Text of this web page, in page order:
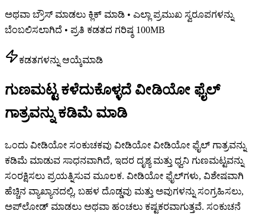
ಅಥವಾ ಬ್ರೌಸ್ ಮಾಡಲು ಕ್ಲಿಕ್ ಮಾಡಿ • ಎಲ್ಲಾ ಪ್ರಮುಖ ಸ್ವರೂಪಗಳನ್ನು
ಬೆಂಬಲಿಸಲಾಗಿದೆ • ಪ್ರತಿ ಕಡತದ ಗರಿಷ್ಠ 100MB
ಕಡತಗಳನ್ನು ಆಯ್ಕೆಮಾಡಿ
ಗುಣಮಟ್ಟ ಕಳೆದುಕೊಳ್ಳದೆ ವೀಡಿಯೋ ಫೈಲ್
ಗಾತ್ರವನ್ನು ಕಡಿಮೆ ಮಾಡಿ
ಒಂದು ವೀಡಿಯೋ ಸಂಕುಚಕವು ವೀಡಿಯೋ ವೀಡಿಯೋ ಫೈಲ್ ಗಾತ್ರವನ್ನು
ಕಡಿಮೆ ಮಾಡುವ ಸಾಧನವಾಗಿದೆ, ಇದರ ದೃಶ್ಯ ಮತ್ತು ಧ್ವನಿ ಗುಣಮಟ್ಟವನ್ನು
ಸಂರಕ್ಷಿಸಲು ಪ್ರಯತ್ನಿಸುವ ಮೂಲಕ. ವೀಡಿಯೋ ಫೈಲ್‌ಗಳು, ವಿಶೇಷವಾಗಿ
ಹೆಚ್ಚಿನ ವ್ಯಾಖ್ಯಾನದಲ್ಲಿ, ಬಹಳ ದೊಡ್ಡವು ಮತ್ತು ಅವುಗಳನ್ನು ಸಂಗ್ರಹಿಸಲು,
ಅಪ್‌ಲೋಡ್ ಮಾಡಲು ಅಥವಾ ಹಂಚಲು ಕಷ್ಟಕರವಾಗುತ್ತವೆ. ಸಂಕುಚನೆ